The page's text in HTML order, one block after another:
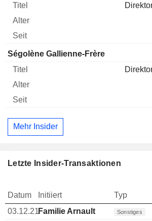
Ségolène Gallienne-Frère
Mehr Insider
Letzte Insider-Transaktionen
Datum Initiiert Typ
03.12.21Familie Arnault Sonstiges